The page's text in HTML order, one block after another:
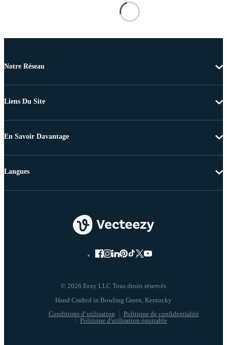
Notre Réseau
Liens Du Site
En Savoir Davantage
© 2026 Eezy LLC Tous droits réservés
Conditions d’utilisation
Politique de confidentialité
Politique d'utilisation équitable
Langues